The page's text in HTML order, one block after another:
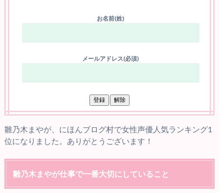
お名前(姓)
メールアドレス(必須)
雛乃木まやが、にほんブログ村で女性声優人気ランキング1
位になりました。ありがとうございます！
雛乃木まやが仕事で一番大切にしていること